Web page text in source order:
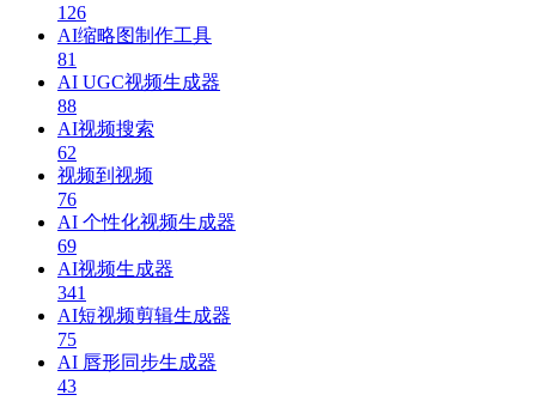
126
AI缩略图制作工具
81
AI UGC视频生成器
88
AI视频搜索
62
视频到视频
76
AI 个性化视频生成器
69
AI视频生成器
341
AI短视频剪辑生成器
75
AI 唇形同步生成器
43